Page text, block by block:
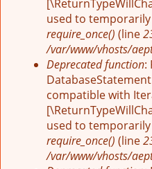
used to
require_once() (line
/var/www/vhosts/
Deprecated function:
compatible with
used to
require_once() (line
/var/www/vhosts/